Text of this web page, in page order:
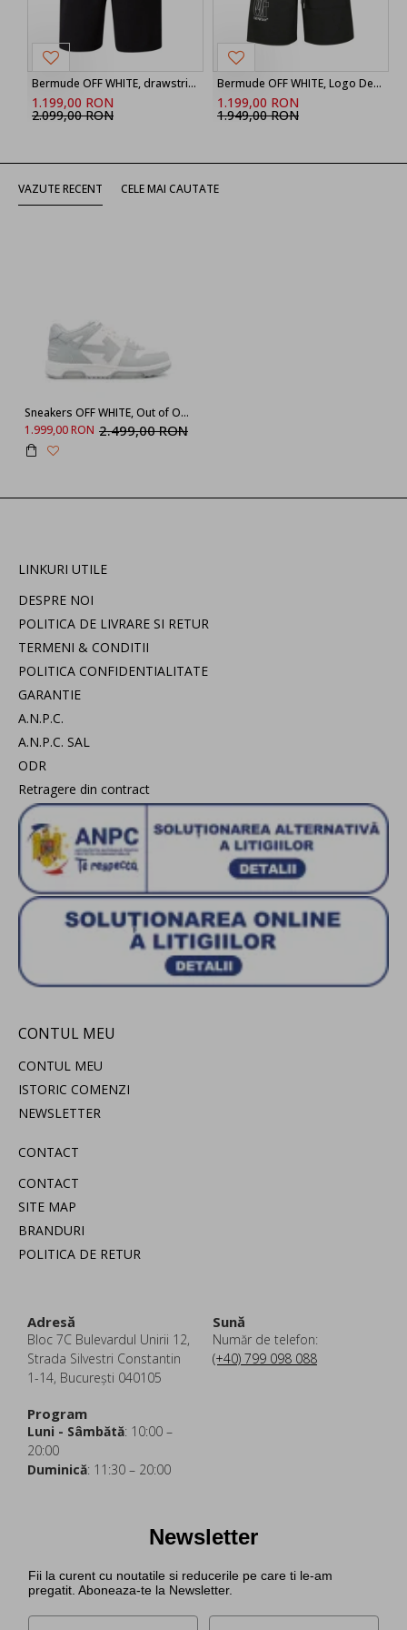
Bermude OFF WHITE, drawstring printed shorts
1.199,00 RON
2.099,00 RON
Bermude OFF WHITE, Logo Detailed Drawstring Shorts
1.199,00 RON
1.949,00 RON
VAZUTE RECENT CELE MAI CAUTATE
Sneakers OFF WHITE, Out of Office low-top OMIA189C99LEA0070109
1.999,00 RON 2.499,00 RON
LINKURI UTILE
DESPRE NOI
POLITICA DE LIVRARE SI RETUR
TERMENI & CONDITII
POLITICA CONFIDENTIALITATE
GARANTIE
A.N.P.C.
A.N.P.C. SAL
ODR
Retragere din contract
CONTUL MEU
CONTUL MEU
ISTORIC COMENZI
NEWSLETTER
CONTACT
CONTACT
SITE MAP
BRANDURI
POLITICA DE RETUR
Adresă
Bloc 7C Bulevardul Unirii 12,
Strada Silvestri Constantin
1-14, București 040105
Sună
Număr de telefon:
(+40) 799 098 088
Program
Luni - Sâmbătă: 10:00 –
20:00
Duminică: 11:30 – 20:00
Newsletter
Fii la curent cu noutatile si reducerile pe care ti le-am
pregatit. Aboneaza-te la Newsletter.